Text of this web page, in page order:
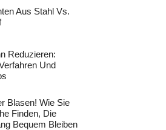
Aus Stahl Vs.
Reduzieren:
Und
Blasen! Wie Sie
Finden, Die
Bequem Bleiben